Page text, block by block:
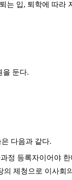
는 입, 퇴학에 따라
을 둔다.
다음과 같다.
정 등록자이어야 한
제청으로 이사회